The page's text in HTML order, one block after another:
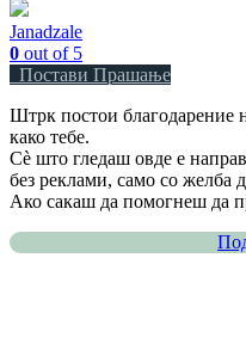
Janadzale
0 out of 5
Постави Прашање
Штрк постои благодарение
како тебе.
Сè што гледаш овде е
без реклами, само со желба
Ако сакаш да помогнеш да